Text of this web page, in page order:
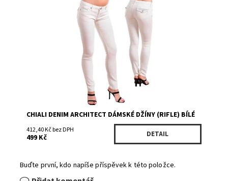
Skladem
CC8239259
CHIALI DENIM ARCHITECT
CHIALI DENIM ARCHITECT DÁMSKÉ DŽÍNY (RIFLE) BÍLÉ
412,40 Kč bez DPH
499 Kč DETAIL
Buďte první, kdo napíše příspěvek k této položce.